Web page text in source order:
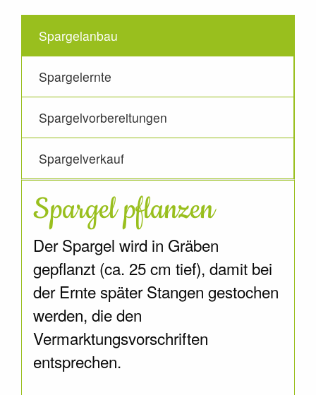
Spargelanbau
Spargelernte
Spargelvorbereitungen
Spargelverkauf
Spargel pflanzen
Der Spargel wird in Gräben
gepflanzt (ca. 25 cm tief), damit bei
der Ernte später Stangen gestochen
werden, die den
Vermarktungsvorschriften
entsprechen.